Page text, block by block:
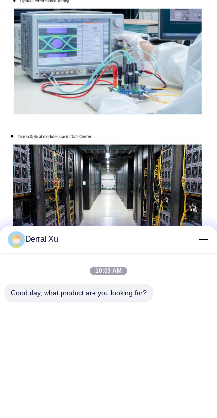
SFP-Zendontvangermodule
Derral Xu
10:09 AM
Good day, what product are you looking for?